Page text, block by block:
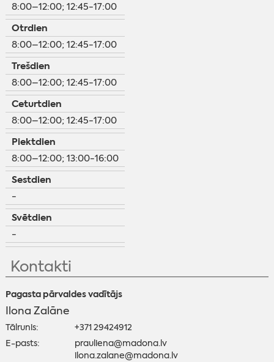
8:00–12:00; 12:45-17:00
Otrdien
8:00–12:00; 12:45-17:00
Trešdien
8:00–12:00; 12:45-17:00
Ceturtdien
8:00–12:00; 12:45-17:00
Piektdien
8:00–12:00; 13:00-16:00
Sestdien
-
Svētdien
-
Kontakti
Pagasta pārvaldes vadītājs
Ilona Zalāne
Tālrunis:
+371 29424912
E-pasts:
prauliena@madona.lv
ilona.zalane@madona.lv